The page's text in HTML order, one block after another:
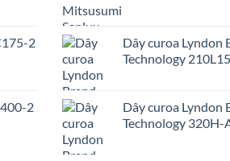
2
2
Dây curoa Lyndon
Technology
Dây curoa Lyndon
Technology 320H-